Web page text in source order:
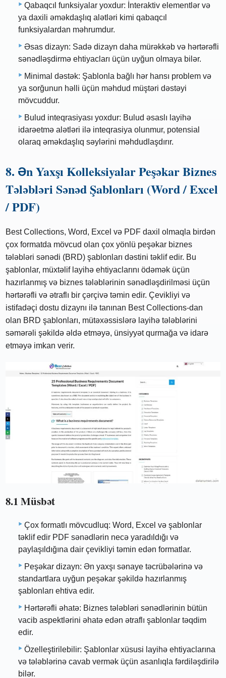
Qabaqcıl funksiyalar yoxdur: İnteraktiv elementlər və
ya daxili əməkdaşlıq alətləri kimi qabaqcıl
funksiyalardan məhrumdur.
Əsas dizayn: Sadə dizayn daha mürəkkəb və hərtərəfli
sənədləşdirmə ehtiyacları üçün uyğun olmaya bilər.
Minimal dəstək: Şablonla bağlı hər hansı problem və
ya sorğunun həlli üçün məhdud müştəri dəstəyi
mövcuddur.
Bulud inteqrasiyası yoxdur: Bulud əsaslı layihə
idarəetmə alətləri ilə inteqrasiya olunmur, potensial
olaraq əməkdaşlıq səylərini məhdudlaşdırır.
8. Ən Yaxşı Kolleksiyalar Peşəkar Biznes
Tələbləri Sənəd Şablonları (Word / Excel
/ PDF)
Best Collections, Word, Excel və PDF daxil olmaqla birdən
çox formatda mövcud olan çox yönlü peşəkar biznes
tələbləri sənədi (BRD) şablonları dəstini təklif edir. Bu
şablonlar, müxtəlif layihə ehtiyaclarını ödəmək üçün
hazırlanmış və biznes tələblərinin sənədləşdirilməsi üçün
hərtərəfli və ətraflı bir çərçivə təmin edir. Çevikliyi və
istifadəçi dostu dizaynı ilə tanınan Best Collections-dan
olan BRD şablonları, mütəxəssislərə layihə tələblərini
səmərəli şəkildə əldə etməyə, ünsiyyət qurmağa və idarə
etməyə imkan verir.
8.1 Müsbət
Çox formatlı mövcudluq: Word, Excel və şablonlar
təklif edir PDF sənədlərin necə yaradıldığı və
paylaşıldığına dair çevikliyi təmin edən formatlar.
Peşəkar dizayn: Ən yaxşı sənaye təcrübələrinə və
standartlara uyğun peşəkar şəkildə hazırlanmış
şablonları ehtiva edir.
Hərtərəfli əhatə: Biznes tələbləri sənədlərinin bütün
vacib aspektlərini əhatə edən ətraflı şablonlar təqdim
edir.
Özelleştirilebilir: Şablonlar xüsusi layihə ehtiyaclarına
və tələblərinə cavab vermək üçün asanlıqla fərdiləşdirilə
bilər.